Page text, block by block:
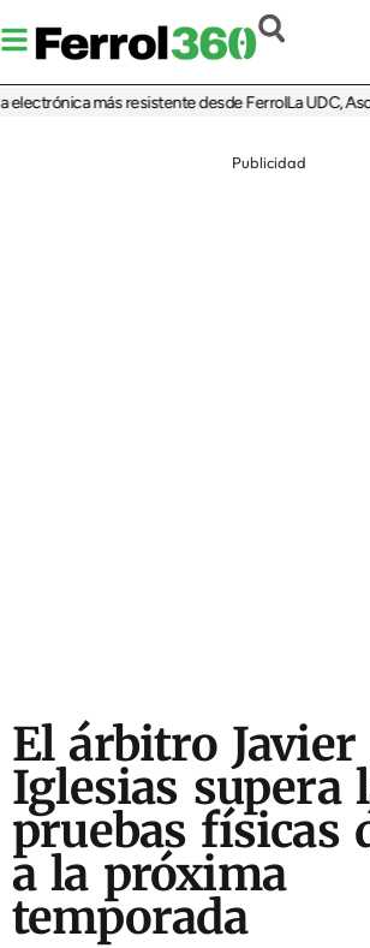
más resistente desde FerrolLa UDC,
Publicidad
El árbitro Javier
Iglesias supera
pruebas físicas
a la próxima
temporada